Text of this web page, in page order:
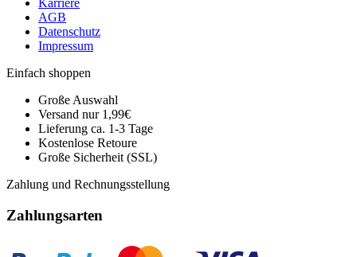
Karriere
AGB
Datenschutz
Impressum
Einfach shoppen
Große Auswahl
Versand nur 1,99€
Lieferung ca. 1-3 Tage
Kostenlose Retoure
Große Sicherheit (SSL)
Zahlung und Rechnungsstellung
Zahlungsarten